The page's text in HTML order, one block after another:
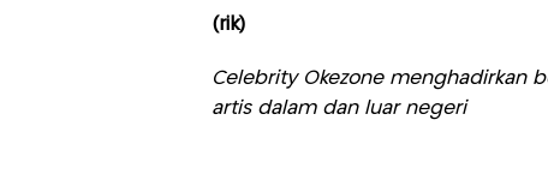
(rik)
Celebrity Okezone menghadirkan
artis dalam dan luar negeri